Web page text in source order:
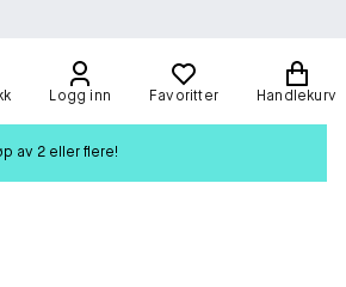
Logg inn Favoritter Handlekurv
av 2 eller flere!